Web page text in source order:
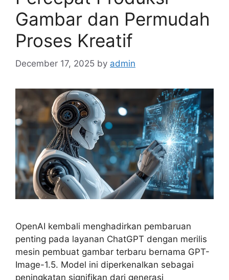
Gambar dan Permudah
Proses Kreatif
December 17, 2025 by admin
OpenAI kembali menghadirkan pembaruan
penting pada layanan ChatGPT dengan merilis
mesin pembuat gambar terbaru bernama GPT-
Image-1.5. Model ini diperkenalkan sebagai
peningkatan signifikan dari generasi